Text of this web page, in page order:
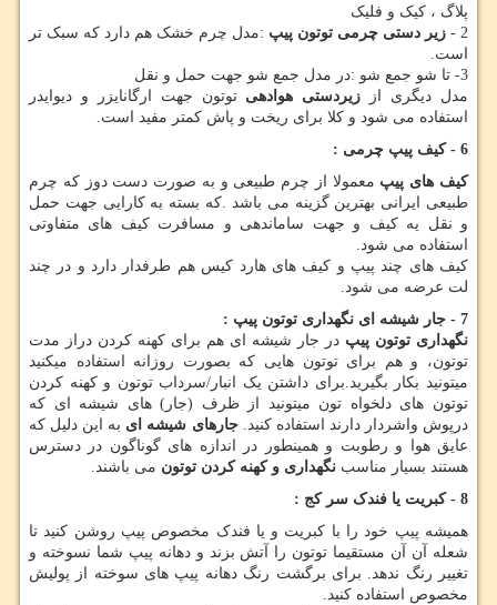
پلاگ ، کیک و فلیک
2 -
زیر دستی چرمی توتون پیپ :مدل چرم خشک هم دارد که سبک تر
است.
3- تا شو جمع شو :در مدل جمع شو جهت حمل و نقل
مدل دیگری از زیردستی هوادهی توتون جهت ارگانایزر و دیوایدر
استفاده می شود و کلا برای ریخت و پاش کمتر مفید است.
6 - کیف پیپ چرمی :
کیف های پیپ معمولا از چرم طبیعی و به صورت دست دوز که چرم
طبیعی ایرانی بهترین گزینه می باشد .که بسته به کارایی جهت حمل
و نقل یه کیف و جهت ساماندهی و مسافرت کیف های متفاوتی
استفاده می شود.
کیف های چند پیپ و کیف های هارد کیس هم طرفدار دارد و در چند
لت عرضه می شود.
7 - جار شیشه ای نگهداری توتون پیپ :
نگهداری توتون پیپ در جار شیشه ای هم برای کهنه کردن دراز مدت
توتون، و هم برای توتون هایی که بصورت روزانه استفاده میکنید
میتونید بکار بگیرید.برای داشتن یک انبار/سرداب توتون و کهنه کردن
توتون های دلخواه تون میتونید از ظرف (جار) های شیشه ای که
درپوش واشردار دارند استفاده کنید.جارهای شیشه ای به این دلیل که
عایق هوا و رطوبت و همینطور در اندازه های گوناگون در دسترس
هستند بسیار مناسب نگهداری و کهنه کردن توتون می باشند.
8 - کبریت یا فندک سر کج :
همیشه پیپ خود را با کبریت و یا فندک مخصوص پیپ روشن کنید تا
شعله آن آن مستقیما توتون را آتش بزند و دهانه پیپ شما نسوخته و
تغییر رنگ ندهد. برای برگشت رنگ دهانه پیپ های سوخته از پولیش
مخصوص استفاده کنید.